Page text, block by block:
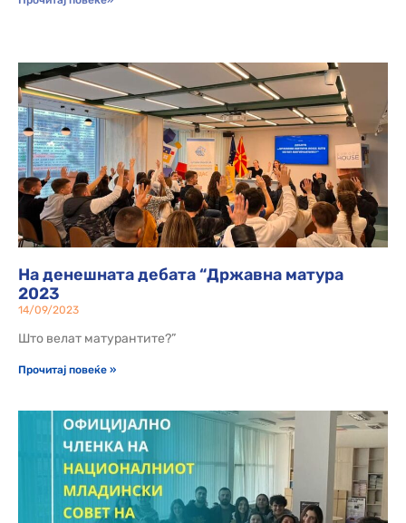
На денешната дебата “Државна матура
2023
14/09/2023
Што велат матурантите?”
Прочитај повеќе »